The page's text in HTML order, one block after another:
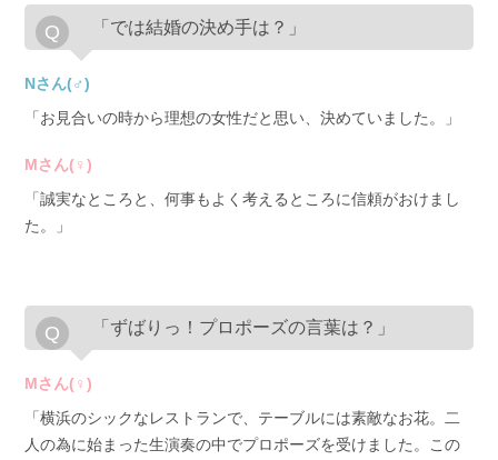
「では結婚の決め手は？」
Nさん(♂)
「お見合いの時から理想の女性だと思い、決めていました。」
Mさん(♀)
「誠実なところと、何事もよく考えるところに信頼がおけまし
た。」
「ずばりっ！プロポーズの言葉は？」
Mさん(♀)
「横浜のシックなレストランで、テーブルには素敵なお花。二
人の為に始まった生演奏の中でプロポーズを受けました。この